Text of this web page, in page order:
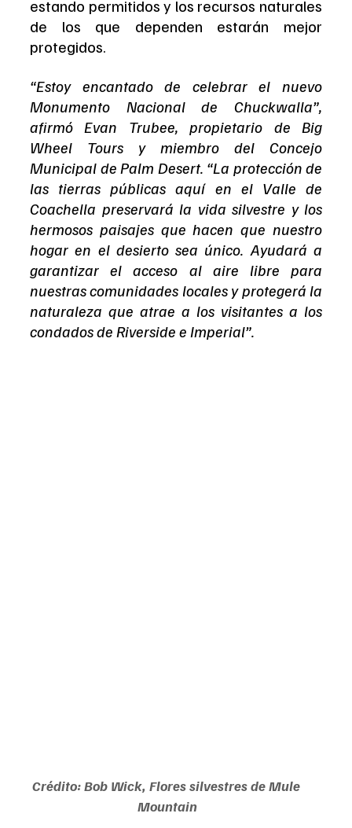
estando permitidos y los recursos naturales
de los que dependen estarán mejor
protegidos.
“Estoy encantado de celebrar el nuevo
Monumento Nacional de Chuckwalla”,
afirmó Evan Trubee, propietario de Big
Wheel Tours y miembro del Concejo
Municipal de Palm Desert. “La protección de
las tierras públicas aquí en el Valle de
Coachella preservará la vida silvestre y los
hermosos paisajes que hacen que nuestro
hogar en el desierto sea único. Ayudará a
garantizar el acceso al aire libre para
nuestras comunidades locales y protegerá la
naturaleza que atrae a los visitantes a los
condados de Riverside e Imperial”.
Crédito: Bob Wick, Flores silvestres de Mule
Mountain